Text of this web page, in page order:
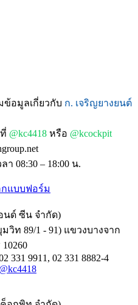
อมูลเกี่ยวกับ ก. เจริญยางยนต์
ที่ @kc4418 หรือ @kcockpit
า 08:30 – 18:00 น.
กแบบฟอร์ม
นด์ ซีน จำกัด)
วิท 89/1 - 91) แขวงบางจาก
331 9911, 02 331 8882-4
@kc4418